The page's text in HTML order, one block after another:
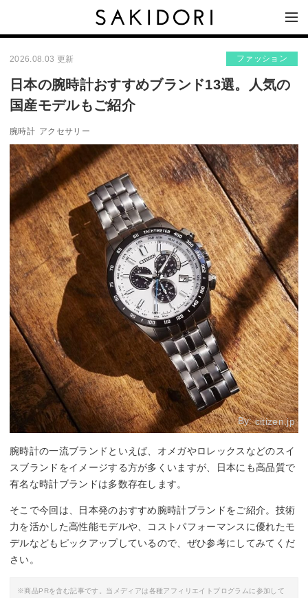
2026.08.03 更新 ファッション
日本の腕時計おすすめブランド13選。人気の
国産モデルもご紹介
腕時計 アクセサリー
By:citizen.jp
腕時計の一流ブランドといえば、オメガやロレックスなどのスイ
スブランドをイメージする方が多くいますが、日本にも高品質で
有名な時計ブランドは多数存在します。
そこで今回は、日本発のおすすめ腕時計ブランドをご紹介。技術
力を活かした高性能モデルや、コストパフォーマンスに優れたモ
デルなどもピックアップしているので、ぜひ参考にしてみてくだ
さい。
※商品PRを含む記事です。当メディアは各種アフィリエイトプログラムに参加して